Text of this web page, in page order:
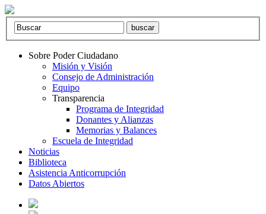
Sobre Poder Ciudadano
Misión y Visión
Consejo de Administración
Equipo
Transparencia
Programa de Integridad
Donantes y Alianzas
Memorias y Balances
Escuela de Integridad
Noticias
Biblioteca
Asistencia Anticorrupción
Datos Abiertos